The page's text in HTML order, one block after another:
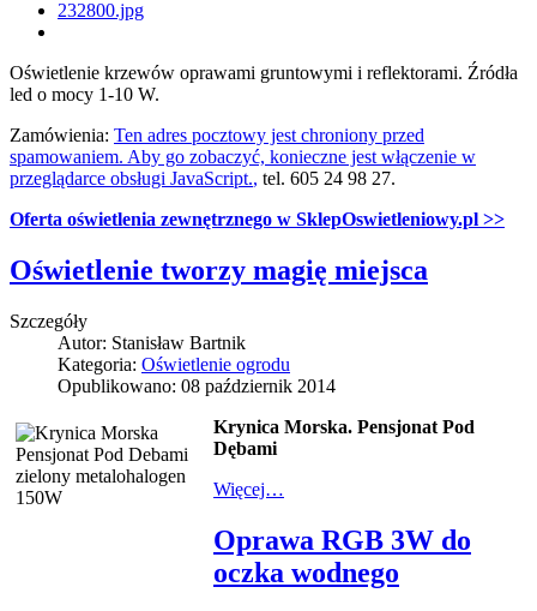
Oświetlenie krzewów oprawami gruntowymi i reflektorami. Źródła
led o mocy 1-10 W.
Zamówienia: Ten adres pocztowy jest chroniony przed
spamowaniem. Aby go zobaczyć, konieczne jest włączenie w
przeglądarce obsługi JavaScript., tel. 605 24 98 27.
Oferta oświetlenia zewnętrznego w SklepOswietleniowy.pl >>
Oświetlenie tworzy magię miejsca
Szczegóły
Autor: Stanisław Bartnik
Kategoria: Oświetlenie ogrodu
Opublikowano: 08 październik 2014
Krynica Morska. Pensjonat Pod
Dębami
Więcej…
Oprawa RGB 3W do
oczka wodnego